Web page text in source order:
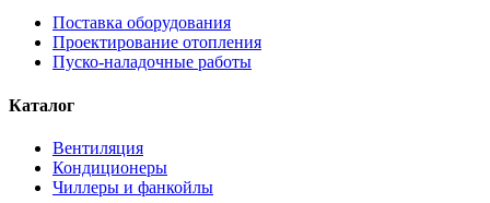
Поставка оборудования
Проектирование отопления
Пуско-наладочные работы
Каталог
Вентиляция
Кондиционеры
Чиллеры и фанкойлы